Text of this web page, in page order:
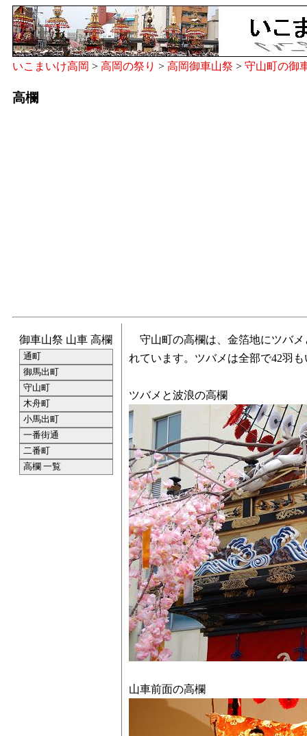
いこまいけ高岡 > 高岡の祭り > 高岡御車山祭 > 守山町の御
高欄
守山町の高欄は、金箔地にツバメ
れています。ツバメは全部で42羽
ツバメと波浪の高欄
山車前面の高欄
御車山祭 山車 高欄
通町
御馬出町
守山町
木舟町
小馬出町
一番街通
二番町
高欄 一覧